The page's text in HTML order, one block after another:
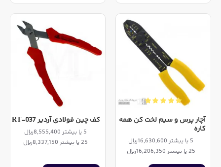
آچار پرس و سیم لخت کن همه
کاره
5 یا بیشتر 16,630,600ریال
25 یا بیشتر 16,206,350ریال
کف چین فولادی آردیر RT-037
5 یا بیشتر 8,555,400ریال
25 یا بیشتر 8,337,150ریال